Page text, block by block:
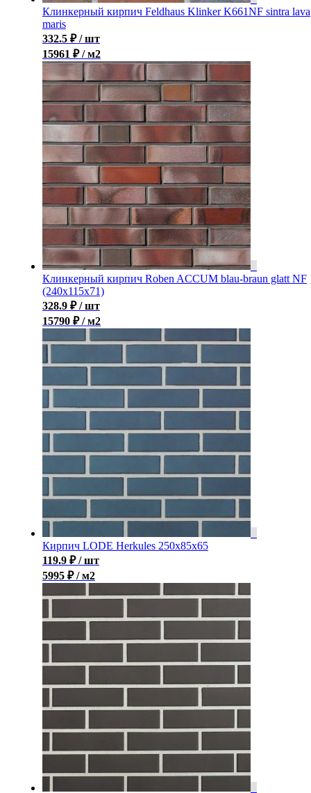
Клинкерный кирпич Feldhaus Klinker K661NF sintra lava
maris
332.5 ₽ / шт
15961 ₽ / м2
Клинкерный кирпич Roben ACCUM blau-braun glatt NF
(240х115х71)
328.9 ₽ / шт
15790 ₽ / м2
Кирпич LODE Herkules 250x85x65
119.9 ₽ / шт
5995 ₽ / м2